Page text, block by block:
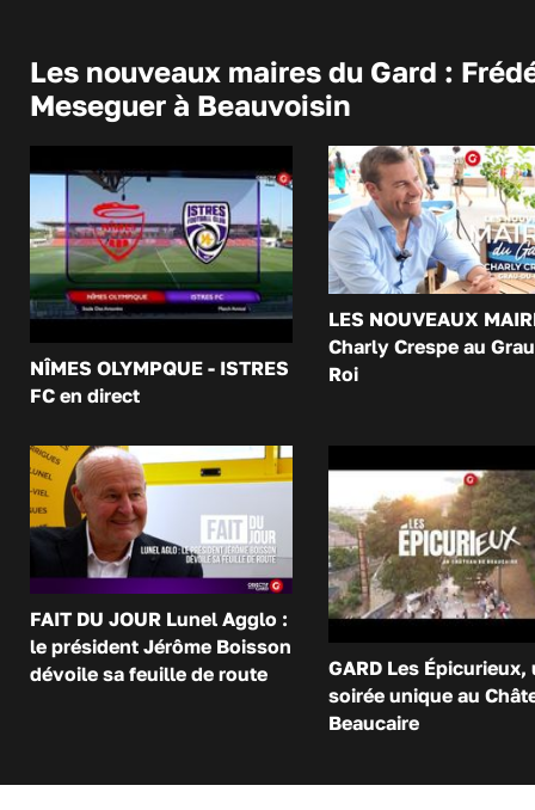
Les nouveaux maires du Gard :
Meseguer à Beauvoisin
NÎMES OLYMPQUE - ISTRES
FC en direct
LES NOUVEAUX
Charly Crespe au
Roi
FAIT DU JOUR Lunel Agglo :
le président Jérôme Boisson
dévoile sa feuille de route
GARD Les Épicurieux,
soirée unique au
Beaucaire